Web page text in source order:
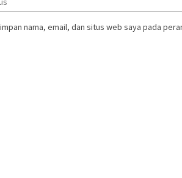
nama, email, dan situs web saya pada